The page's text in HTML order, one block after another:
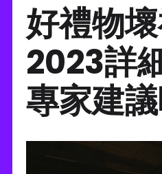
好禮物
2023詳
專家建